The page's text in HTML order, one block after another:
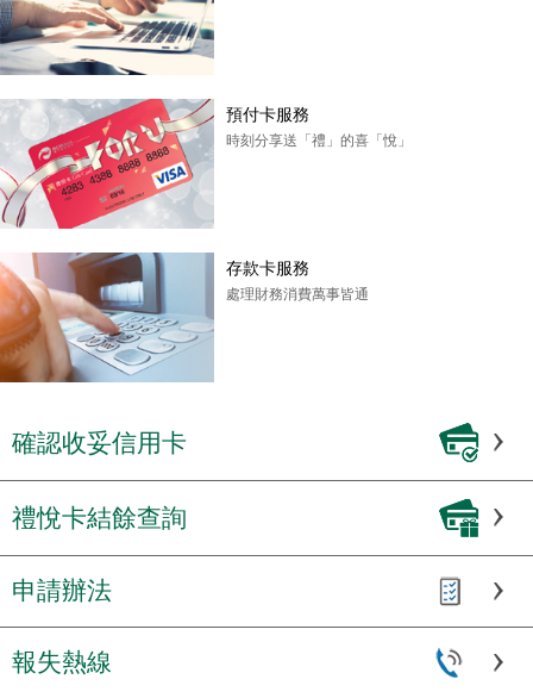
預付卡服務
時刻分享送「禮」的喜「悅」
存款卡服務
處理財務消費萬事皆通
確認收妥信用卡
禮悅卡結餘查詢
申請辦法
報失熱線